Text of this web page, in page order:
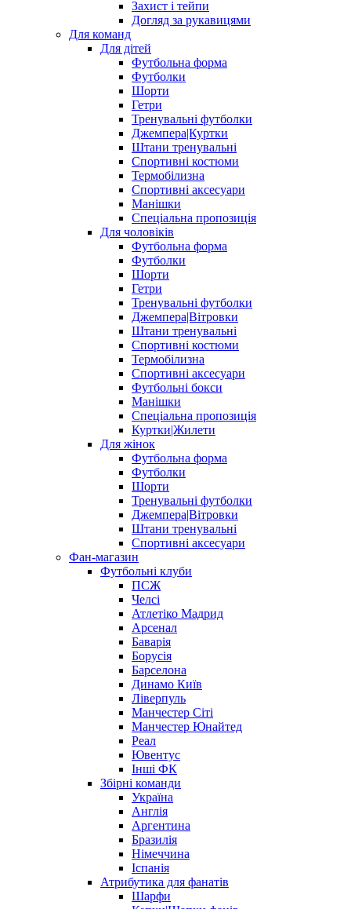
Захист і тейпи
Догляд за рукавицями
Для команд
Для дітей
Футбольна форма
Футболки
Шорти
Гетри
Тренувальні футболки
Джемпера|Куртки
Штани тренувальні
Спортивні костюми
Термобілизна
Спортивні аксесуари
Манішки
Спеціальна пропозиція
Для чоловіків
Футбольна форма
Футболки
Шорти
Гетри
Тренувальні футболки
Джемпера|Вітровки
Штани тренувальні
Спортивні костюми
Термобілизна
Спортивні аксесуари
Футбольні бокси
Манішки
Спеціальна пропозиція
Куртки|Жилети
Для жінок
Футбольна форма
Футболки
Шорти
Тренувальні футболки
Джемпера|Вітровки
Штани тренувальні
Спортивні аксесуари
Фан-магазин
Футбольні клуби
ПСЖ
Челсі
Атлетіко Мадрид
Арсенал
Баварія
Борусія
Барселона
Динамо Київ
Ліверпуль
Манчестер Сіті
Манчестер Юнайтед
Реал
Ювентус
Інші ФК
Збірні команди
Україна
Англія
Аргентина
Бразилія
Німеччина
Іспанія
Атрибутика для фанатів
Шарфи